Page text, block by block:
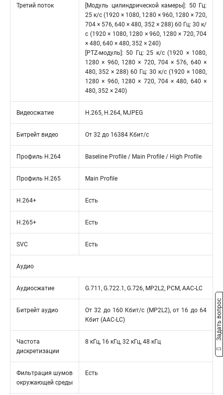
Третий поток
[Модуль цилиндрической камеры]: 50 Гц:
25 к/с (1920 × 1080, 1280 × 960, 1280 × 720,
704 × 576, 640 × 480, 352 × 288) 60 Гц: 30 к/
с (1920 × 1080, 1280 × 960, 1280 × 720, 704
× 480, 640 × 480, 352 × 240)
[PTZ-модуль]: 50 Гц: 25 к/с (1920 × 1080,
1280 × 960, 1280 × 720, 704 × 576, 640 ×
480, 352 × 288) 60 Гц: 30 к/с (1920 × 1080,
1280 × 960, 1280 × 720, 704 × 480, 640 ×
480, 352 × 240)
Видеосжатие H.265, H.264, MJPEG
Битрейт видео От 32 до 16384 Кбит/с
Профиль H.264 Baseline Profile / Main Profile / High Profile
Профиль H.265 Main Profile
H.264+ Есть
H.265+ Есть
SVC Есть
Аудио
Аудиосжатие G.711, G.722.1, G.726, MP2L2, PCM, AAC-LC
Битрейт аудио
От 32 до 160 Кбит/с (MP2L2), от 16 до 64
Кбит (AAC-LC)
Частота
дискретизации
8 кГц, 16 кГц, 32 кГц, 48 кГц
Фильтрация шумов
окружающей среды
Есть
Задать вопрос